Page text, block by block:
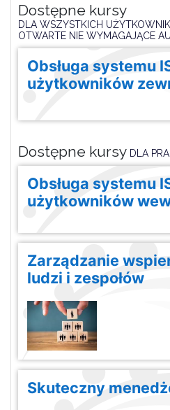
Dostępne kursy
DLA WSZYSTKICH
OTWARTE NIE WYMAGAJĄCE
Obsługa systemu
użytkowników
Dostępne kursy DLA
Obsługa systemu
użytkowników
Zarządzanie
ludzi i zespołów
Skuteczny